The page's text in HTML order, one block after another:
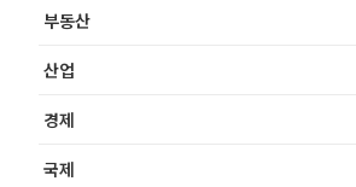
부동산
산업
경제
국제